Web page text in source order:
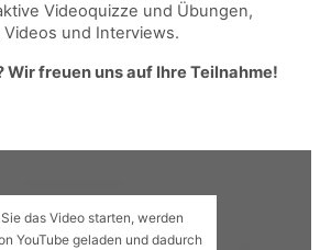
Videoquizze und Übungen,
und Interviews.
Wir freuen uns auf Ihre Teilnahme!
das Video starten, werden
YouTube geladen und dadurch